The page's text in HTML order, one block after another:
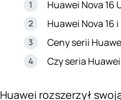
Huawei Nova 16
Huawei Nova 16
Ceny serii
Czy seria
Huawei rozszerzył